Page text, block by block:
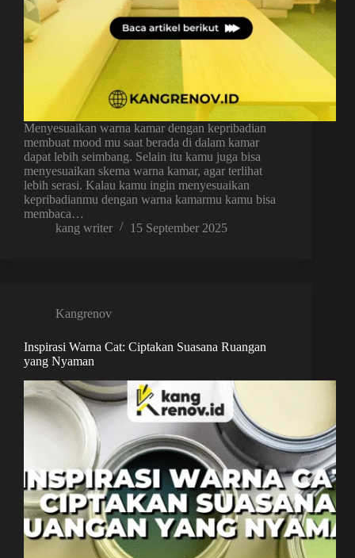
Menyesuaikan warna kamar dengan kepribadian
membuat mood mu saat berada di dalam kamar
dapat lebih seimbang. Selain itu kamu juga bisa
menyesuaikan skema warna kamar, agar terlihat
lebih serasi. Kalau kamu ingin menyesuaikan
kepribadianmu dengan warna kamarmu kamu bisa
membaca…
kang writer
15 September 2025
Kangrenov
Inspirasi Warna Cat: Ciptakan Suasana Ruangan
yang Nyaman